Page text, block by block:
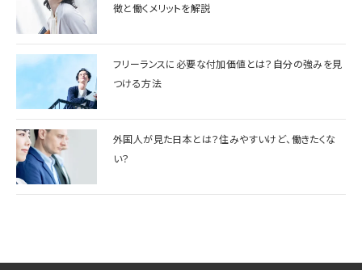
徴と働くメリットを解説
フリーランスに必要な付加価値とは？自分の強みを見
つける方法
外国人が見た日本とは？住みやすいけど、働きたくな
い？